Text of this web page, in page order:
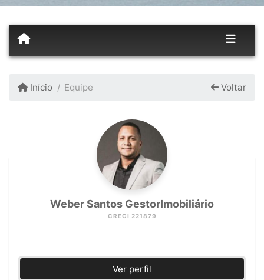
Início Equipe Voltar
Weber Santos GestorImobiliário
CRECI 221879
Ver perfil